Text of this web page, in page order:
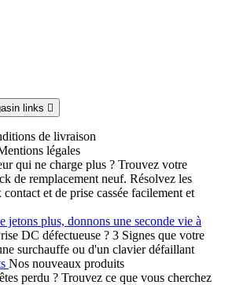
links 
de livraison
légales
qui ne charge plus ? Trouvez votre
de remplacement neuf. Résolvez les
et de prise cassée facilement et
jetons plus, donnons une seconde vie à
DC défectueuse ? 3 Signes que votre
surchauffe ou d'un clavier défaillant
Nos nouveaux produits
perdu ? Trouvez ce que vous cherchez